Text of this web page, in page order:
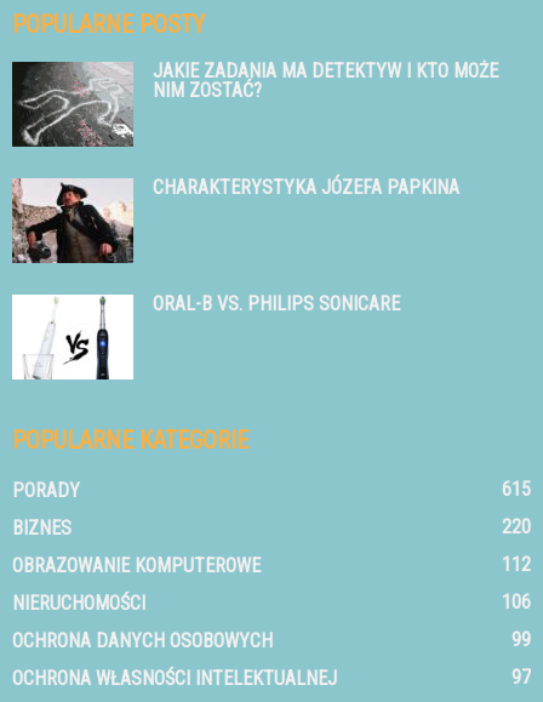
POPULARNE POSTY
JAKIE ZADANIA MA DETEKTYW I KTO MOŻE
NIM ZOSTAĆ?
CHARAKTERYSTYKA JÓZEFA PAPKINA
ORAL-B VS. PHILIPS SONICARE
POPULARNE KATEGORIE
PORADY
615
BIZNES
220
OBRAZOWANIE KOMPUTEROWE
112
NIERUCHOMOŚCI
106
OCHRONA DANYCH OSOBOWYCH
99
OCHRONA WŁASNOŚCI INTELEKTUALNEJ
97